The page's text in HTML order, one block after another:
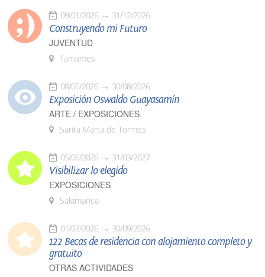
09/01/2026 31/12/2026
Construyendo mi Futuro
JUVENTUD
Tamames
08/05/2026 30/08/2026
Exposición Oswaldo Guayasamín
ARTE / EXPOSICIONES
Santa Marta de Tormes
05/06/2026 31/03/2027
Visibilizar lo elegido
EXPOSICIONES
Salamanca
01/07/2026 30/09/2026
122 Becas de residencia con alojamiento completo y
gratuito
OTRAS ACTIVIDADES